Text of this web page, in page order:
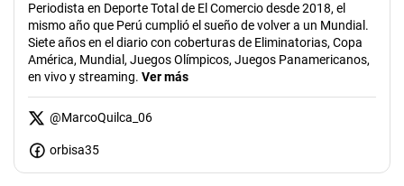
Periodista en Deporte Total de El Comercio desde 2018, el
mismo año que Perú cumplió el sueño de volver a un Mundial.
Siete años en el diario con coberturas de Eliminatorias, Copa
América, Mundial, Juegos Olímpicos, Juegos Panamericanos,
en vivo y streaming. Ver más
@MarcoQuilca_06
orbisa35